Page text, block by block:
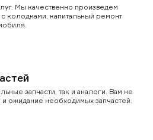
Мы качественно произведем
колодками, капитальный ремонт
запчасти, так и аналоги. Вам не
и ожидание необходимых запчастей.